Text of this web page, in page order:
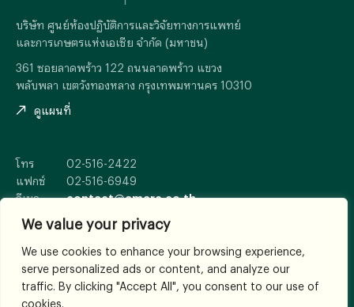
We value your privacy
We use cookies to enhance your browsing experience,
serve personalized ads or content, and analyze our
traffic. By clicking "Accept All", you consent to our use of
cookies.
บริษัท ศูนย์ห้องปฏิบัติการและวิจัยทางการแพทย์
และการเกษตรแห่งเอเซีย จำกัด (มหาชน)
361 ซอยลาดพร้าว 122 ถนนลาดพร้าว แขวง
พลับพลา เขตวังทองหลาง กรุงเทพมหานคร 10310
ดูแผนที่
โทร
02-516-2422
แฟกซ์
02-516-6949
อีเมล
contact@amarc.co.th
© 2026
All Rights Reserved.
เงื่อนไขและข้อตกลง